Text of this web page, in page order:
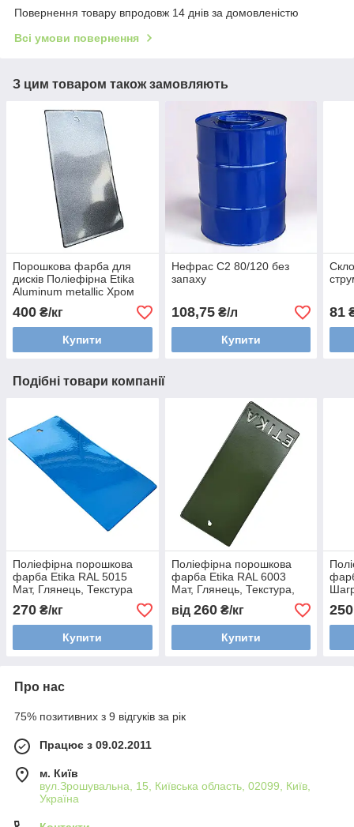
Повернення товару впродовж 14 днів за домовленістю
Всі умови повернення
З цим товаром також замовляють
Порошкова фарба для
дисків Поліефірна Etika
Aluminum metallic Хром
металік
400 ₴/кг
Купити
Нефрас С2 80/120 без
запаху
108,75₴/л
Купити
81
Подібні товари компанії
Поліефірна порошкова
фарба Etika RAL 5015
Мат, Глянець, Текстура
270 ₴/кг
Купити
Поліефірна порошкова
фарба Etika RAL 6003
Мат, Глянець, Текстура,
від 260₴/кг
Купити
250
Про нас
75% позитивних з 9 відгуків за рік
Працює з 09.02.2011
м. Київ
вул.Зрошувальна, 15, Київська область, 02099, Київ,
Україна